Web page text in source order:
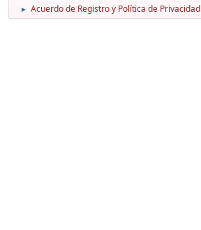
► Acuerdo de Registro y Política de Privacidad